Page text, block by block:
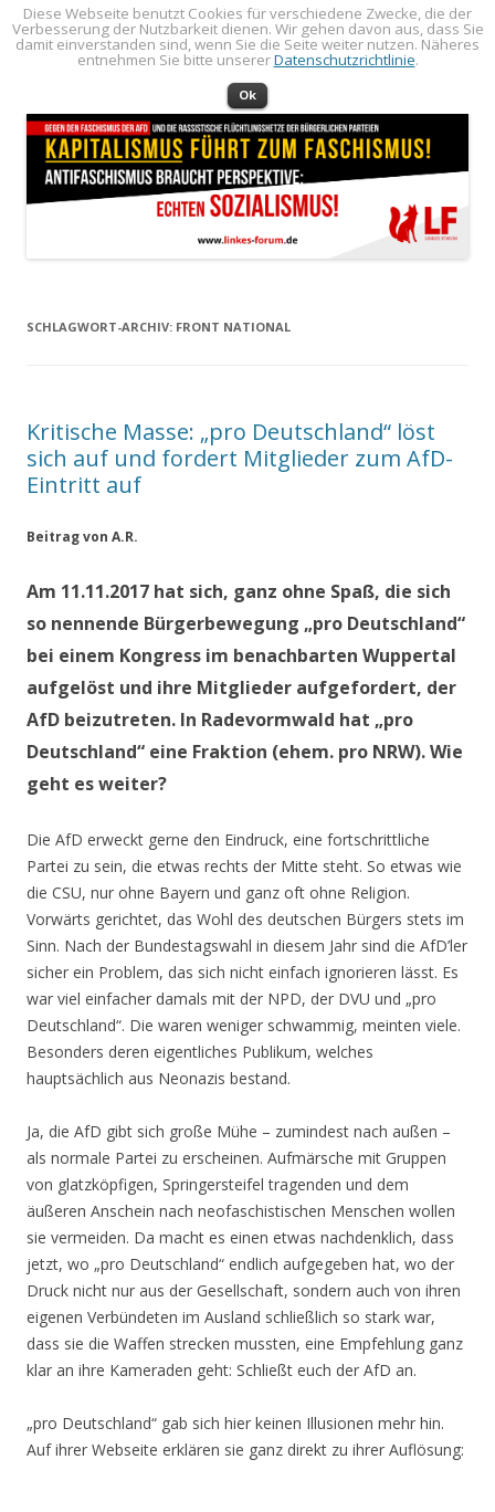
LINKES FORUM
Politik öffentlich machen!
Menü Zum Inhalt springen
SCHLAGWORT-ARCHIV: FRONT NATIONAL
Kritische Masse: „pro Deutschland“ löst
sich auf und fordert Mitglieder zum AfD-
Eintritt auf
Beitrag von A.R.
Am 11.11.2017 hat sich, ganz ohne Spaß, die sich
so nennende Bürgerbewegung „pro Deutschland“
bei einem Kongress im benachbarten Wuppertal
aufgelöst und ihre Mitglieder aufgefordert, der
AfD beizutreten. In Radevormwald hat „pro
Deutschland“ eine Fraktion (ehem. pro NRW). Wie
geht es weiter?
Die AfD erweckt gerne den Eindruck, eine fortschrittliche
Partei zu sein, die etwas rechts der Mitte steht. So etwas wie
die CSU, nur ohne Bayern und ganz oft ohne Religion.
Vorwärts gerichtet, das Wohl des deutschen Bürgers stets im
Sinn. Nach der Bundestagswahl in diesem Jahr sind die AfD’ler
sicher ein Problem, das sich nicht einfach ignorieren lässt. Es
war viel einfacher damals mit der NPD, der DVU und „pro
Deutschland“. Die waren weniger schwammig, meinten viele.
Besonders deren eigentliches Publikum, welches
hauptsächlich aus Neonazis bestand.
Ja, die AfD gibt sich große Mühe – zumindest nach außen –
als normale Partei zu erscheinen. Aufmärsche mit Gruppen
von glatzköpfigen, Springersteifel tragenden und dem
äußeren Anschein nach neofaschistischen Menschen wollen
sie vermeiden. Da macht es einen etwas nachdenklich, dass
jetzt, wo „pro Deutschland“ endlich aufgegeben hat, wo der
Druck nicht nur aus der Gesellschaft, sondern auch von ihren
eigenen Verbündeten im Ausland schließlich so stark war,
dass sie die Waffen strecken mussten, eine Empfehlung ganz
klar an ihre Kameraden geht: Schließt euch der AfD an.
„pro Deutschland“ gab sich hier keinen Illusionen mehr hin.
Auf ihrer Webseite erklären sie ganz direkt zu ihrer Auflösung:
Diese Webseite benutzt Cookies für verschiedene Zwecke, die der
Verbesserung der Nutzbarkeit dienen. Wir gehen davon aus, dass Sie
damit einverstanden sind, wenn Sie die Seite weiter nutzen. Näheres
entnehmen Sie bitte unsererDatenschutzrichtlinie.
Ok